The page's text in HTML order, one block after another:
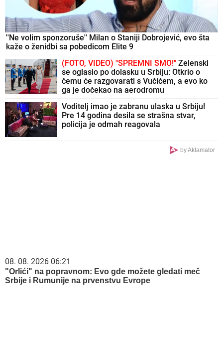
''Ne volim sponzoruše'' Milan o Staniji Dobrojević, evo šta
kaže o ženidbi sa pobedicom Elite 9
(FOTO, VIDEO) "SPREMNI SMO!" Zelenski
se oglasio po dolasku u Srbiju: Otkrio o
čemu će razgovarati s Vučićem, a evo ko
ga je dočekao na aerodromu
Voditelj imao je zabranu ulaska u Srbiju!
Pre 14 godina desila se strašna stvar,
policija je odmah reagovala
by Aklamator
08. 08. 2026 06:21
"Orlići" na popravnom: Evo gde možete gledati meč
Srbije i Rumunije na prvenstvu Evrope